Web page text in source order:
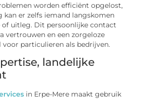
worden efficiënt opgelost,
kan er zelfs iemand langskomen
uitleg. Dit persoonlijke contact
vertrouwen en een zorgeloze
voor particulieren als bedrijven.
landelijke
in Erpe-Mere maakt gebruik